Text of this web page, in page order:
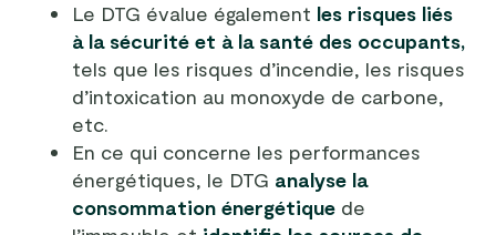
Le DTG évalue également les risques liés
à la sécurité et à la santé des occupants,
tels que les risques d’incendie, les risques
d’intoxication au monoxyde de carbone,
etc.
En ce qui concerne les performances
énergétiques, le DTG analyse la
consommation énergétique de